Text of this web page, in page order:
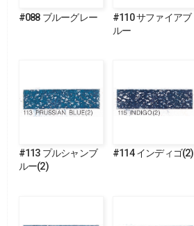
#088 ブルーグレー
#110 サファイアブ
ルー
#113 プルシャンブ
ルー(2)
#114 インディゴ(2)